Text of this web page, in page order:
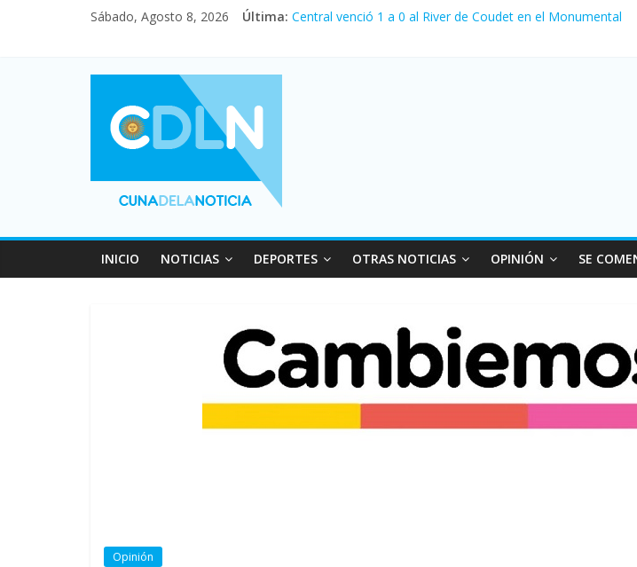
Sábado, Agosto 8, 2026 Última: Central venció 1 a 0 al River de Coudet en el Monumental
Vacaciones de invierno con más movimiento y consumo
INICIO NOTICIAS DEPORTES OTRAS NOTICIAS OPINIÓN SE
Opinión